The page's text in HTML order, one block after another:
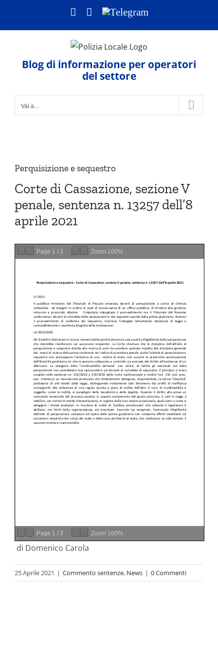
contenuto
Facebook
LinkedIn
Telegram
Blog di informazione per operatori
del settore
Vai a...
immagine
Perquisizione e sequestro
Corte di Cassazione, sezione V
penale, sentenza n. 13257 dell’8
aprile 2021
Page 1 / 3 Zoom 100%
Page 1 / 3 Zoom 100%
di Domenico Carola
25 Aprile 2021 | Commento sentenze, News | 0 Commenti